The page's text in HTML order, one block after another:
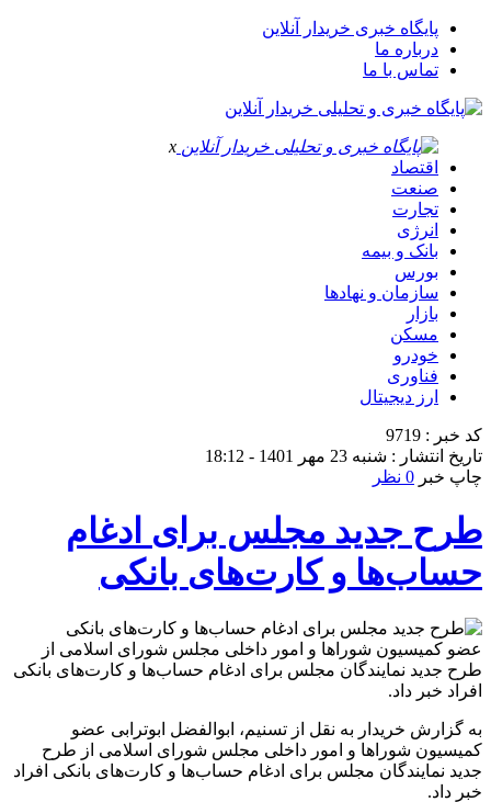
پایگاه خبری خریدار آنلاین
درباره ما
تماس با ما
x
اقتصاد
صنعت
تجارت
انرژی
بانک و بیمه
بورس
سازمان و نهادها
بازار
مسکن
خودرو
فناوری
ارز دیجیتال
کد خبر : 9719
تاریخ انتشار : شنبه 23 مهر 1401 - 18:12
چاپ خبر 0 نظر
طرح جدید مجلس برای ادغام
حساب‌ها و کارت‌های بانکی
عضو کمیسیون شوراها و امور داخلی مجلس شورای اسلامی از
طرح جدید نمایندگان مجلس برای ادغام حساب‌ها و کارت‌های بانکی
افراد خبر داد.
به گزارش خریدار به نقل از تسنیم، ابوالفضل ابوترابی عضو
کمیسیون شوراها و امور داخلی مجلس شورای اسلامی از طرح
جدید نمایندگان مجلس برای ادغام حساب‌ها و کارت‌های بانکی افراد
خبر داد.